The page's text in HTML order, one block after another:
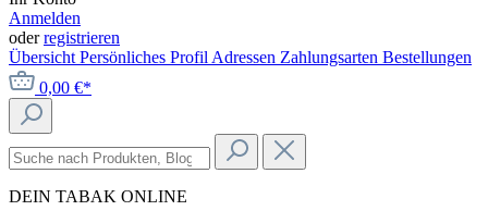
Anmelden
oderregistrieren
Übersicht Persönliches Profil Adressen Zahlungsarten Bestellungen
0,00 €*
DEIN TABAK ONLINE